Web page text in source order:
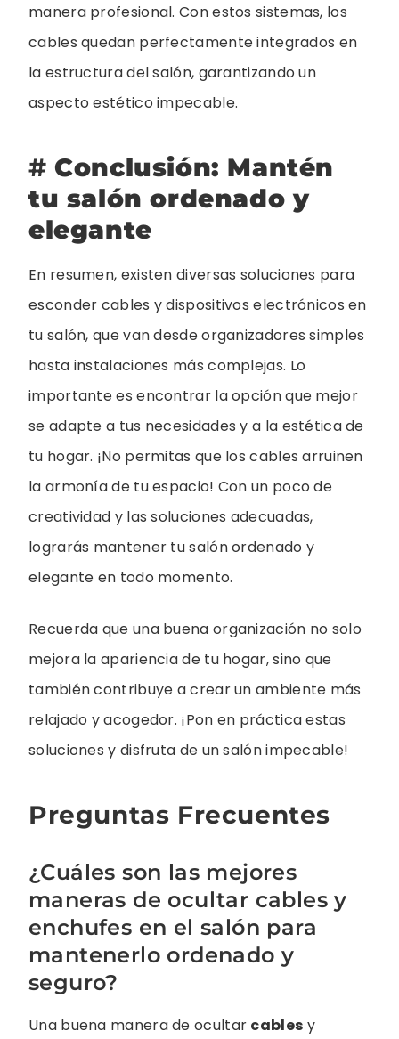
manera profesional. Con estos sistemas, los
cables quedan perfectamente integrados en
la estructura del salón, garantizando un
aspecto estético impecable.
#Conclusión: Mantén
tu salón ordenado y
elegante
En resumen, existen diversas soluciones para
esconder cables y dispositivos electrónicos en
tu salón, que van desde organizadores simples
hasta instalaciones más complejas. Lo
importante es encontrar la opción que mejor
se adapte a tus necesidades y a la estética de
tu hogar. ¡No permitas que los cables arruinen
la armonía de tu espacio! Con un poco de
creatividad y las soluciones adecuadas,
lograrás mantener tu salón ordenado y
elegante en todo momento.
Recuerda que una buena organización no solo
mejora la apariencia de tu hogar, sino que
también contribuye a crear un ambiente más
relajado y acogedor. ¡Pon en práctica estas
soluciones y disfruta de un salón impecable!
Preguntas Frecuentes
¿Cuáles son las mejores
maneras de ocultar cables y
enchufes en el salón para
mantenerlo ordenado y
seguro?
Una buena manera de ocultar cables y